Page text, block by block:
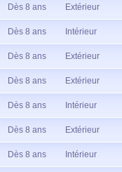
Dès 8 ans Extérieur
Dès 8 ans Intérieur
Dès 8 ans Extérieur
Dès 8 ans Extérieur
Dès 8 ans Intérieur
Dès 8 ans Extérieur
Dès 8 ans Intérieur